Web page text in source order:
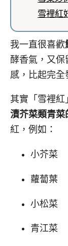
雪裡紅
我一直很喜歡
酵香氣，又保
感，比起完全
其實「雪裡
漬芥菜類青菜
紅，例如：
小芥菜
蘿蔔葉
小松菜
青江菜